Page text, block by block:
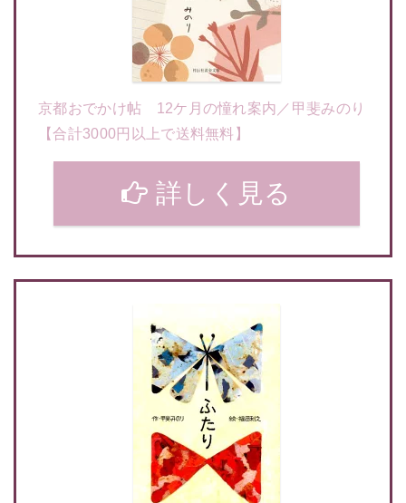
京都おでかけ帖 12ケ月の憧れ案内／甲斐みのり
【合計3000円以上で送料無料】
詳しく見る